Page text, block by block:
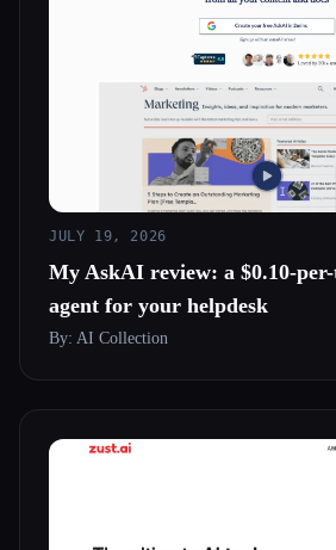
JULY 19, 2026
My AskAI review: a $0.10-
agent for your helpdesk
By: AI Collection